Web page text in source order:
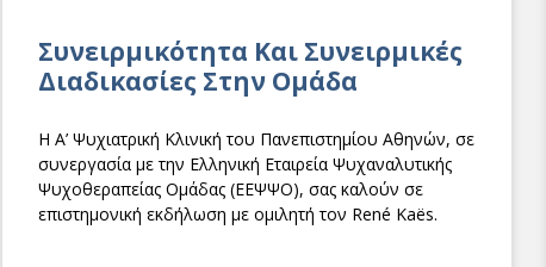
Συνειρμικότητα Και Συνειρμικές
Διαδικασίες Στην Ομάδα
Η Α’ Ψυχιατρική Κλινική του Πανεπιστημίου Αθηνών, σε
συνεργασία με την Ελληνική Εταιρεία Ψυχαναλυτικής
Ψυχοθεραπείας Ομάδας (ΕΕΨΨΟ), σας καλούν σε
επιστημονική εκδήλωση με ομιλητή τον René Kaës.